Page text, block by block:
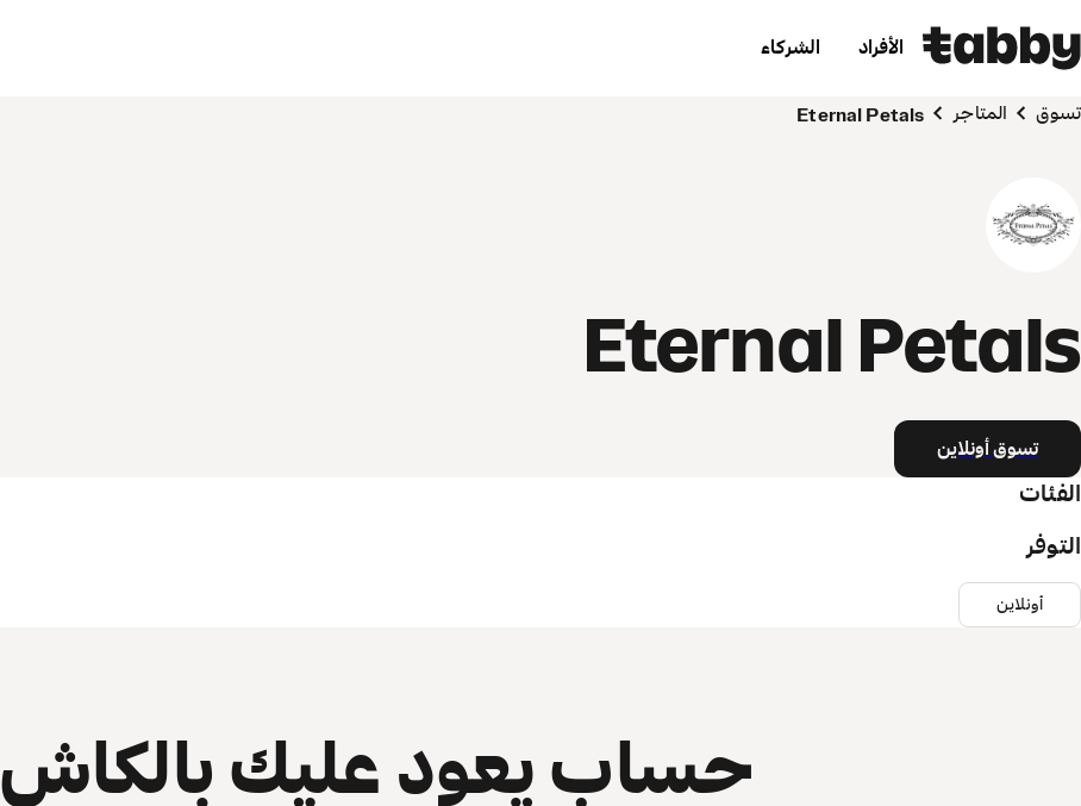
الأفراد الشركاء
تسوق المتاجر Eternal Petals
Eternal Petals
تسوق أونلاين
الفئات
التوفر
أونلاين
حساب يعود عليك بالكاش